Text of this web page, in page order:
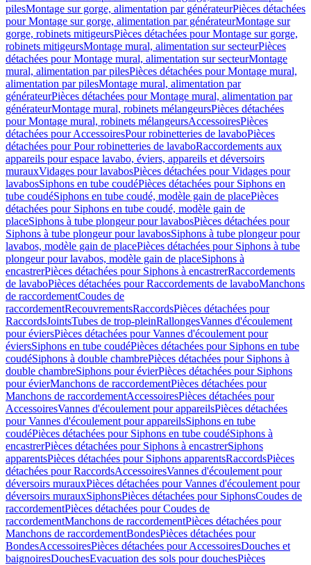
pilesMontage sur gorge, alimentation par générateurPièces détachées
pour Montage sur gorge, alimentation par générateurMontage sur
gorge, robinets mitigeursPièces détachées pour Montage sur gorge,
robinets mitigeursMontage mural, alimentation sur secteurPièces
détachées pour Montage mural, alimentation sur secteurMontage
mural, alimentation par pilesPièces détachées pour Montage mural,
alimentation par pilesMontage mural, alimentation par
générateurPièces détachées pour Montage mural, alimentation par
générateurMontage mural, robinets mélangeursPièces détachées
pour Montage mural, robinets mélangeursAccessoiresPièces
détachées pour AccessoiresPour robinetteries de lavaboPièces
détachées pour Pour robinetteries de lavaboRaccordements aux
appareils pour espace lavabo, éviers, appareils et déversoirs
murauxVidages pour lavabosPièces détachées pour Vidages pour
lavabosSiphons en tube coudéPièces détachées pour Siphons en
tube coudéSiphons en tube coudé, modèle gain de placePièces
détachées pour Siphons en tube coudé, modèle gain de
placeSiphons à tube plongeur pour lavabosPièces détachées pour
Siphons à tube plongeur pour lavabosSiphons à tube plongeur pour
lavabos, modèle gain de placePièces détachées pour Siphons à tube
plongeur pour lavabos, modèle gain de placeSiphons à
encastrerPièces détachées pour Siphons à encastrerRaccordements
de lavaboPièces détachées pour Raccordements de lavaboManchons
de raccordementCoudes de
raccordementRecouvrementsRaccordsPièces détachées pour
RaccordsJointsTubes de trop-pleinRallongesVannes d'écoulement
pour éviersPièces détachées pour Vannes d'écoulement pour
éviersSiphons en tube coudéPièces détachées pour Siphons en tube
coudéSiphons à double chambrePièces détachées pour Siphons à
double chambreSiphons pour évierPièces détachées pour Siphons
pour évierManchons de raccordementPièces détachées pour
Manchons de raccordementAccessoiresPièces détachées pour
AccessoiresVannes d'écoulement pour appareilsPièces détachées
pour Vannes d'écoulement pour appareilsSiphons en tube
coudéPièces détachées pour Siphons en tube coudéSiphons à
encastrerPièces détachées pour Siphons à encastrerSiphons
apparentsPièces détachées pour Siphons apparentsRaccordsPièces
détachées pour RaccordsAccessoiresVannes d'écoulement pour
déversoirs murauxPièces détachées pour Vannes d'écoulement pour
déversoirs murauxSiphonsPièces détachées pour SiphonsCoudes de
raccordementPièces détachées pour Coudes de
raccordementManchons de raccordementPièces détachées pour
Manchons de raccordementBondesPièces détachées pour
BondesAccessoiresPièces détachées pour AccessoiresDouches et
baignoiresDouchesEvacuation des sols pour douchesPièces